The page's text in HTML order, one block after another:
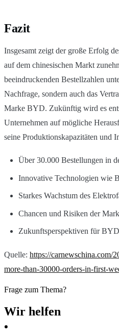
Fazit
Insgesamt zeigt der große Erfolg
auf dem chinesischen Markt
beeindruckenden Bestellzahlen
Nachfrage, sondern auch das
Marke BYD. Zukünftig wird es
Unternehmen auf mögliche
seine Produktionskapazitäten und
Über 30.000 Bestellungen in
Innovative Technologien wie
Starkes Wachstum des
Chancen und Risiken der
Zukunftsperspektiven für
Quelle: https://carnewschina.com/
more-than-30000-orders-in-first-
Frage zum Thema?
Wir helfen